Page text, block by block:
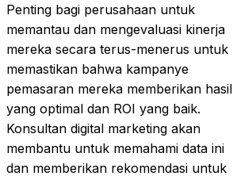
Penting bagi perusahaan untuk
memantau dan mengevaluasi kinerja
mereka secara terus-menerus untuk
memastikan bahwa kampanye
pemasaran mereka memberikan hasil
yang optimal dan ROI yang baik.
Konsultan digital marketing akan
membantu untuk memahami data ini
dan memberikan rekomendasi untuk